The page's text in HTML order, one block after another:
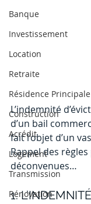
Banque
Investissement
Location
Retraite
Résidence Principale
Construction
Acrédit
Logement
Transmission
Rénovation
L’indemnité
d’un bail
fait l’objet d’un
Rappel des
déconvenues…
1.